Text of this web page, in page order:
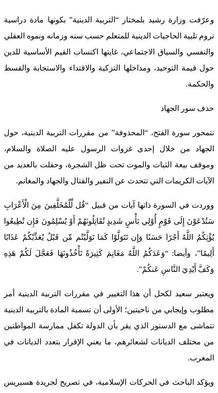
وعرّفت وزارة رشيد بلمختار “التربية الدينية” بكونها مادة دراسية
تروم تلبية الحاجيات الدينية للمتعلم حسب سنه وزمانه ونموه العقلي
والنفسي والسياق الاجتماعي، غايتها اكتساب القيم الأساسية للدين
حول قيمة التوحيد، ومداخلها التزكية والاقتداء والاستجابة والقسط
والحكمة.
حذف سور الجهاد
تتمحور سورة الفتح، “المحذوفة” من مقررات التربية الدينية، حول
الجهاد من خلال إحدى غزوات الرسول عليه الصلاة والسلام،
وموقف بيعة الثبات والموت تحت ظل الشجرة، وحفلت بالعديد من
الآيات الكريمات التي تتحدث عن النفير والقتال والجهاد والمغانم.
ووردت في السورة ذاتها آيات من قبيل “قُل لِّلْمُخَلَّفِينَ مِنَ الْأَعْرَابِ
سَتُدْعَوْنَ إِلَى قَوْمٍ أُوْلِي بَأْسٍ شَدِيدٍ تُقَاتِلُونَهُمْ أَوْ يُسْلِمُونَ فَإِن تُطِيعُوا
يُؤْتِكُمُ اللَّهُ أَجْرًا حَسَنًا وَإِن تَتَوَلَّوْا كَمَا تَوَلَّيْتُم مِّن قَبْلُ يُعَذِّبْكُمْ عَذَابًا
أَلِيمًا”، وأيضا: “وَعَدَكُمُ اللَّهُ مَغَانِمَ كَثِيرَةً تَأْخُذُونَهَا فَعَجَّلَ لَكُمْ هَذِهِ
وَكَفَّ أَيْدِيَ النَّاسِ عَنكُمْ”.
ويعتبر سعيد لكحل أن هذا التغيير في مقررات التربية الدينية أمر
مطلوب وإيجابي من ناحيتين؛ الأولى أن تسمية المادة بالتربية الدينية
تتماشى مع الدستور الذي يقر بأن الدولة تكفل ممارسة المواطنين
من مختلف الديانات لشعائرهم، ما يعني الإقرار بتعدد الديانات في
المغرب.
ويؤكد الباحث في الحركات الإسلامية، في تصريح لجريدة هسبريس